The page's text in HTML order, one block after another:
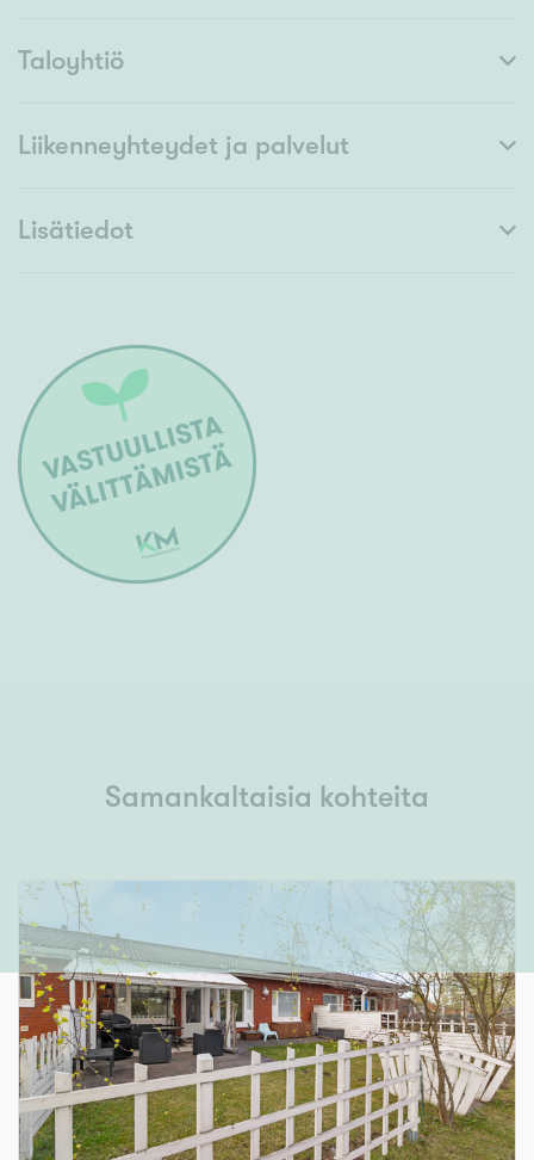
Taloyhtiö
Liikenneyhteydet ja palvelut
Lisätiedot
Samankaltaisia kohteita